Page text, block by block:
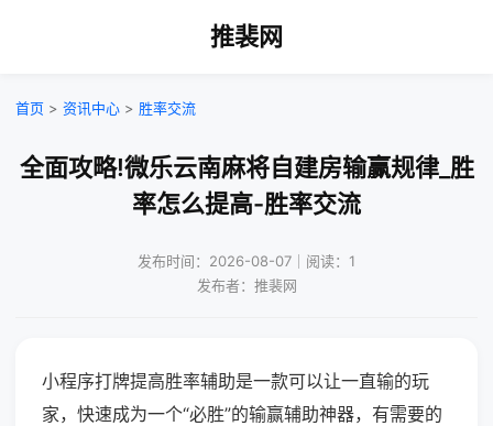
推裴网
首页 > 资讯中心 > 胜率交流
全面攻略!微乐云南麻将自建房输赢规律_胜
率怎么提高-胜率交流
发布时间：2026-08-07｜阅读：1
发布者：推裴网
小程序打牌提高胜率辅助是一款可以让一直输的玩
家，快速成为一个“必胜”的输赢辅助神器，有需要的